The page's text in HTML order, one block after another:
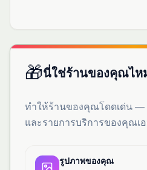
🎁นี่ใช่ร้านของคุณไห
ทำให้ร้านของคุณโดดเด่น —
และรายการบริการของคุณ
รูปภาพของคุณ